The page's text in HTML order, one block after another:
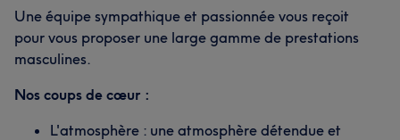
Une équipe sympathique et passionnée vous reçoit
pour vous proposer une large gamme de prestations
masculines.
Nos coups de cœur :
L'atmosphère : une atmosphère détendue et